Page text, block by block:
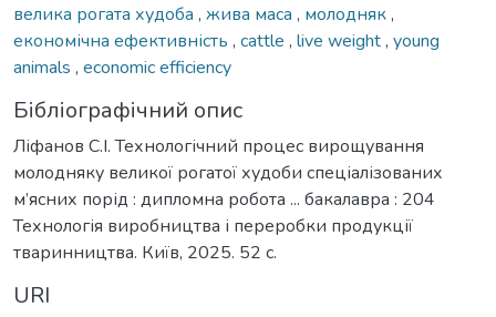
велика рогата худоба , жива маса , молодняк,
економічна ефективність , cattle , live weight, young
animals , economic efficiency
Бібліографічний опис
Ліфанов С.І. Технологічний процес вирощування
молодняку великої рогатої худоби спеціалізованих
м’ясних порід : дипломна робота ... бакалавра : 204
Технологія виробництва і переробки продукції
тваринництва. Київ, 2025. 52 с.
URI